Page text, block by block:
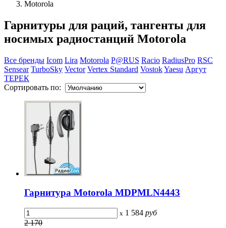
Motorola
Гарнитуры для раций, тангенты для
носимых радиостанций Motorola
Все бренды Icom Lira Motorola P@RUS Racio RadiusPro RSC
Sensear TurboSky Vector Vertex Standard VostokYaesu Аргут
ТЕРЕК
Сортировать по:
Гарнитура Motorola MDPMLN4443
x 1 584 руб
2 170